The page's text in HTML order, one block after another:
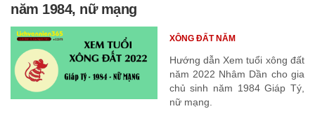
năm 1984, nữ mạng
Hướng dẫn Xem tuổi xông đất
năm 2022 Nhâm Dần cho gia
chủ sinh năm 1984 Giáp Tý,
nữ mạng.
XÔNG ĐẤT NĂM